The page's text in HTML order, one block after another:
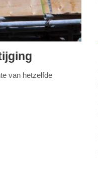
van hetzelfde